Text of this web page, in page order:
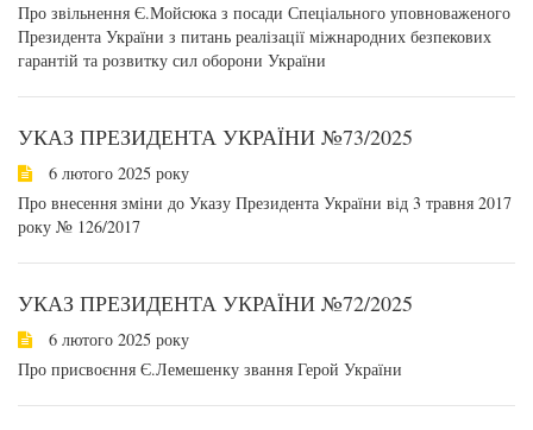
Про звільнення Є.Мойсюка з посади Спеціального уповноваженого
Президента України з питань реалізації міжнародних безпекових
гарантій та розвитку сил оборони України
УКАЗ ПРЕЗИДЕНТА УКРАЇНИ №73/2025
6 лютого 2025 року
Про внесення зміни до Указу Президента України від 3 травня 2017
року № 126/2017
УКАЗ ПРЕЗИДЕНТА УКРАЇНИ №72/2025
6 лютого 2025 року
Про присвоєння Є.Лемешенку звання Герой України